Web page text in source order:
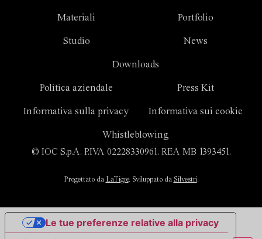
© IOC S.p.A. P.IVA 02228330961. REA MB 1393451.
Politica aziendale Press Kit
Informativa sulla privacy Informativa sui cookie
Whistleblowing
Materiali Portfolio
Studio News
Downloads
Progettato da LaTigre. Sviluppato da Silvestri.
Le tue preferenze relative alla privacy